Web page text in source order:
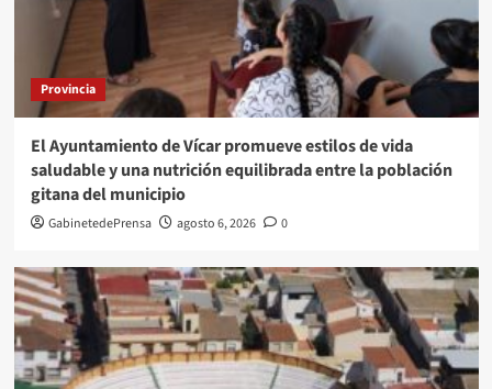
Provincia
El Ayuntamiento de Vícar promueve estilos de vida
saludable y una nutrición equilibrada entre la población
gitana del municipio
GabinetedePrensa agosto 6, 2026 0